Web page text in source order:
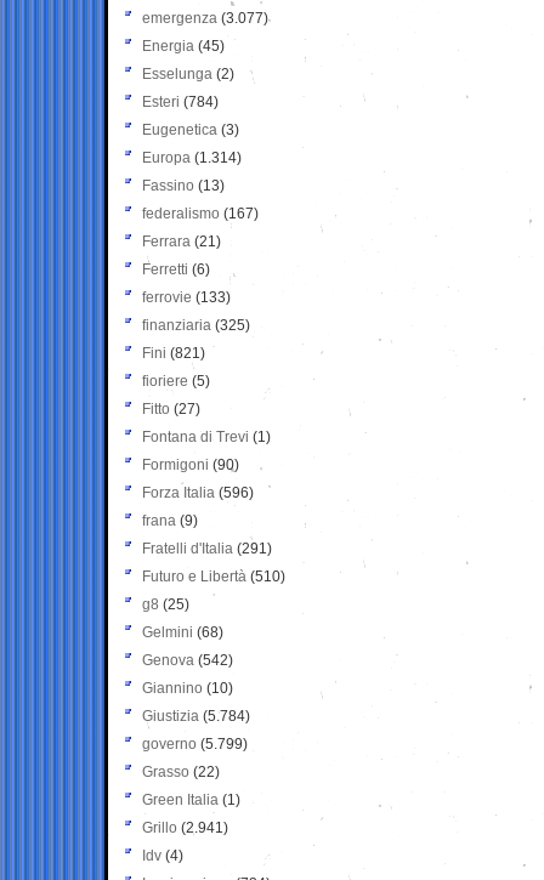
emergenza (3.077)
Energia (45)
Esselunga (2)
Esteri (784)
Eugenetica (3)
Europa (1.314)
Fassino (13)
federalismo (167)
Ferrara (21)
Ferretti (6)
ferrovie (133)
finanziaria (325)
Fini (821)
fioriere (5)
Fitto (27)
Fontana di Trevi (1)
Formigoni (90)
Forza Italia (596)
frana (9)
Fratelli d'Italia (291)
Futuro e Libertà (510)
g8 (25)
Gelmini (68)
Genova (542)
Giannino (10)
Giustizia (5.784)
governo (5.799)
Grasso (22)
Green Italia (1)
Grillo (2.941)
Idv (4)